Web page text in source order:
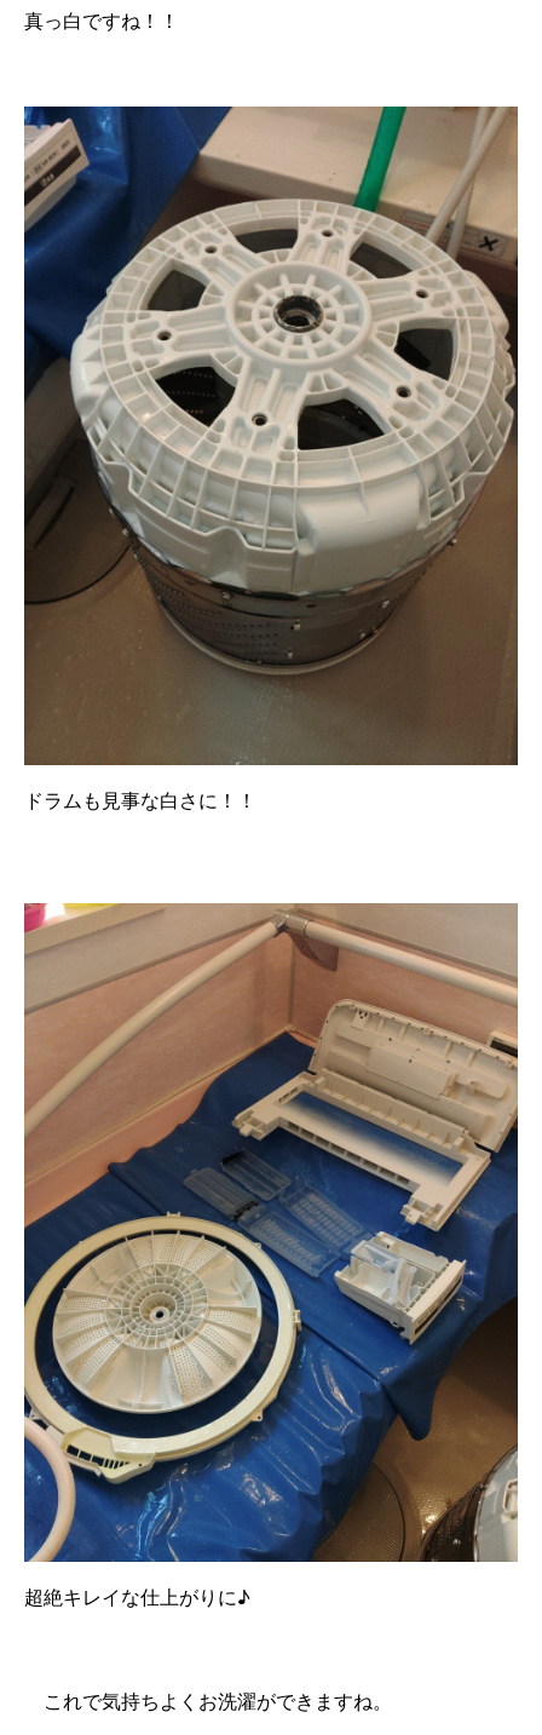
真っ白ですね！！
ドラムも見事な白さに！！
超絶キレイな仕上がりに♪
これで気持ちよくお洗濯ができますね。